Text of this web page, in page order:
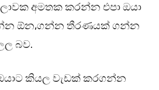
අමතක කරන්න එපා ඔයා
ඕන,ගන්න තීරණයක් ගන්න
බව.
කියල වැඩක් කරගන්න